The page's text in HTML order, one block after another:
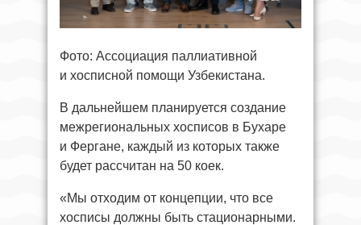
Фото: Ассоциация паллиативной
и хосписной помощи Узбекистана.
В дальнейшем планируется создание
межрегиональных хосписов в Бухаре
и Фергане, каждый из которых также
будет рассчитан на 50 коек.
«Мы отходим от концепции, что все
хосписы должны быть стационарными.